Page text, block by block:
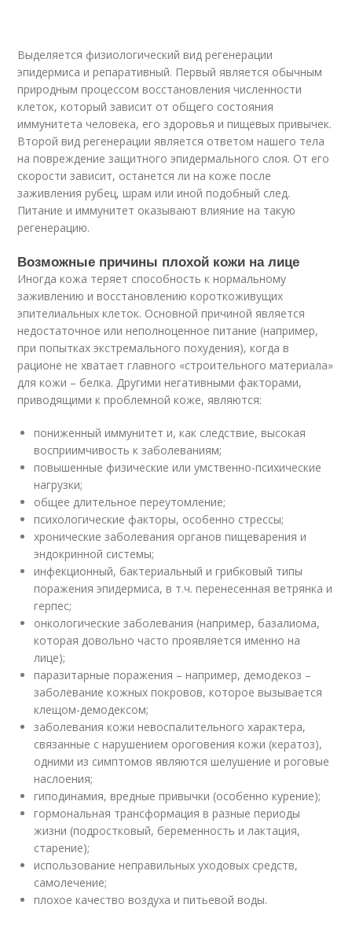
Выделяется физиологический вид регенерации
эпидермиса и репаративный. Первый является обычным
природным процессом восстановления численности
клеток, который зависит от общего состояния
иммунитета человека, его здоровья и пищевых привычек.
Второй вид регенерации является ответом нашего тела
на повреждение защитного эпидермального слоя. От его
скорости зависит, останется ли на коже после
заживления рубец, шрам или иной подобный след.
Питание и иммунитет оказывают влияние на такую
регенерацию.
Возможные причины плохой кожи на лице
Иногда кожа теряет способность к нормальному
заживлению и восстановлению короткоживущих
эпителиальных клеток. Основной причиной является
недостаточное или неполноценное питание (например,
при попытках экстремального похудения), когда в
рационе не хватает главного «строительного материала»
для кожи – белка. Другими негативными факторами,
приводящими к проблемной коже, являются:
пониженный иммунитет и, как следствие, высокая
восприимчивость к заболеваниям;
повышенные физические или умственно-психические
нагрузки;
общее длительное переутомление;
психологические факторы, особенно стрессы;
хронические заболевания органов пищеварения и
эндокринной системы;
инфекционный, бактериальный и грибковый типы
поражения эпидермиса, в т.ч. перенесенная ветрянка и
герпес;
онкологические заболевания (например, базалиома,
которая довольно часто проявляется именно на
лице);
паразитарные поражения – например, демодекоз –
заболевание кожных покровов, которое вызывается
клещом-демодексом;
заболевания кожи невоспалительного характера,
связанные с нарушением ороговения кожи (кератоз),
одними из симптомов являются шелушение и роговые
наслоения;
гиподинамия, вредные привычки (особенно курение);
гормональная трансформация в разные периоды
жизни (подростковый, беременность и лактация,
старение);
использование неправильных уходовых средств,
самолечение;
плохое качество воздуха и питьевой воды.